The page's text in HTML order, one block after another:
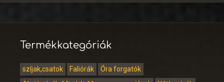
Termékkategóriák
szíjak,csatok Faliórák
Óra forgatók